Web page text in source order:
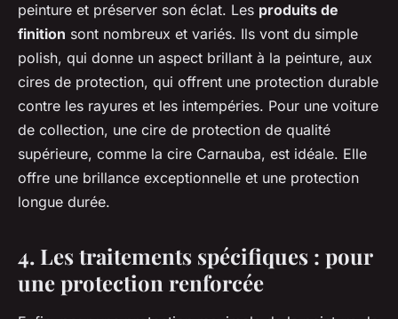
peinture et préserver son éclat. Les produits de
finition sont nombreux et variés. Ils vont du simple
polish, qui donne un aspect brillant à la peinture, aux
cires de protection, qui offrent une protection durable
contre les rayures et les intempéries. Pour une voiture
de collection, une cire de protection de qualité
supérieure, comme la cire Carnauba, est idéale. Elle
offre une brillance exceptionnelle et une protection
longue durée.
4. Les traitements spécifiques : pour
une protection renforcée